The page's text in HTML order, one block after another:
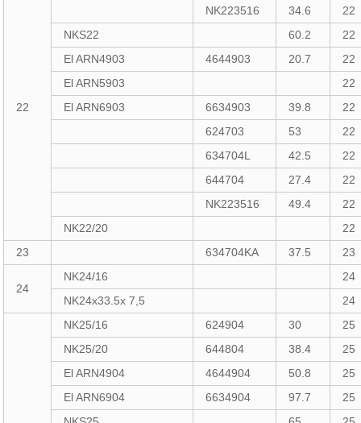
22
NK223516
34.6
22
NKS22
60.2
22
El ARN4903
4644903 20.7
22
El ARN5903
22
El ARN6903
6634903 39.8
22
624703
53
22
634704L
42.5
22
644704
27.4
22
NK223516
49.4
22
NK22/20
22
23
634704KA 37.5 23
24
NK24/16
24
NK24x33.5x 7,5
24
NK25/16
624904 30
25
NK25/20
644804 38.4
25
El ARN4904
4644904 50.8
25
El ARN6904
6634904 97.7
25